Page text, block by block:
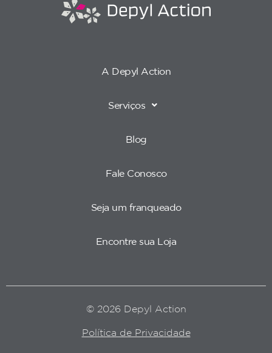
A Depyl Action
Serviços
Blog
Fale Conosco
Seja um franqueado
Encontre sua Loja
© 2026 Depyl Action
Política de Privacidade